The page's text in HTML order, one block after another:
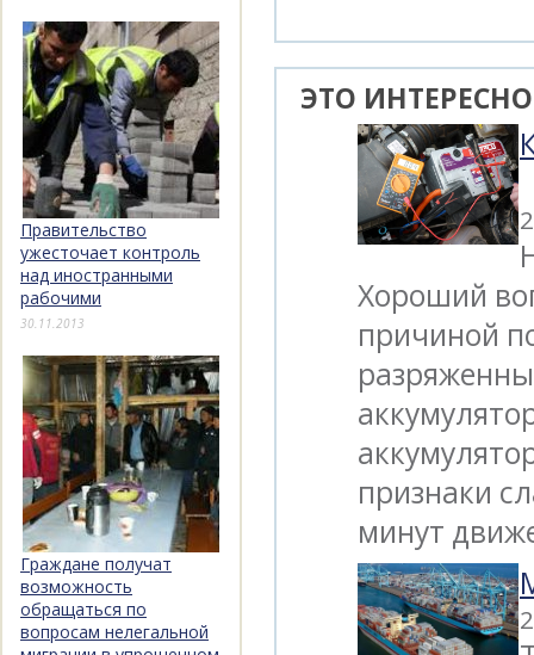
ЭТО ИНТЕРЕСНО
Хороший
причиной
признаки
минут
Правительство
ужесточает контроль
над иностранными
рабочими
30.11.2013
Граждане получат
возможность
обращаться по
вопросам нелегальной